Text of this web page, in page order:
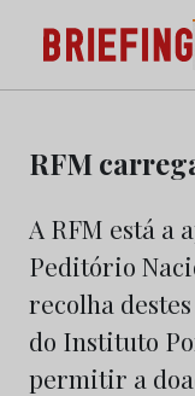
content
Briefing: Todas
Marketing e da
RFM
A RFM está a
Peditório
recolha
do Instituto
permitir a